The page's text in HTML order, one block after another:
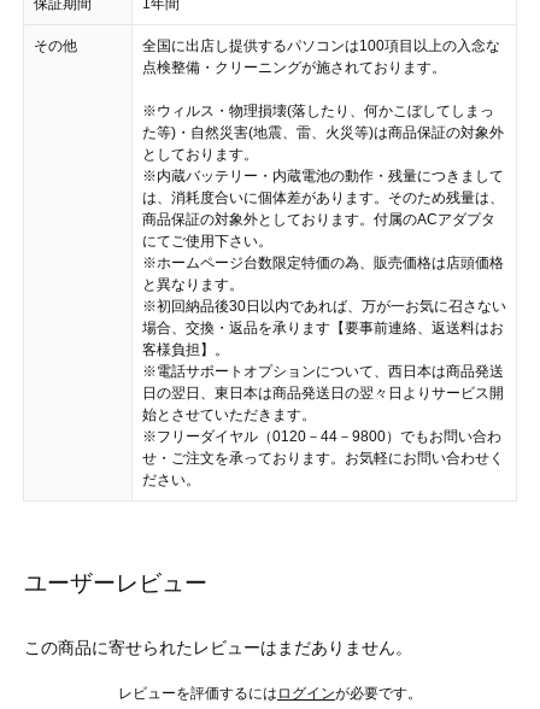
保証期間 1年間
その他
全国に出店し提供するパソコンは100項目以上の入念な
点検整備・クリーニングが施されております。
※ウィルス・物理損壊(落したり、何かこぼしてしまっ
た等)・自然災害(地震、雷、火災等)は商品保証の対象外
としております。
※内蔵バッテリー・内蔵電池の動作・残量につきまして
は、消耗度合いに個体差があります。そのため残量は、
商品保証の対象外としております。付属のACアダプタ
にてご使用下さい。
※ホームページ台数限定特価の為、販売価格は店頭価格
と異なります。
※初回納品後30日以内であれば、万が一お気に召さない
場合、交換・返品を承ります【要事前連絡、返送料はお
客様負担】。
※電話サポートオプションについて、西日本は商品発送
日の翌日、東日本は商品発送日の翌々日よりサービス開
始とさせていただきます。
※フリーダイヤル（0120－44－9800）でもお問い合わ
せ・ご注文を承っております。お気軽にお問い合わせく
ださい。
ユーザーレビュー
この商品に寄せられたレビューはまだありません。
レビューを評価するには ログインが必要です。